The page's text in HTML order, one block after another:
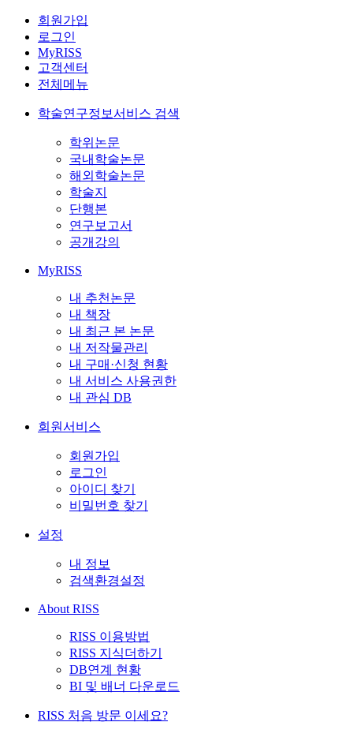
회원가입
로그인
MyRISS
고객센터
전체메뉴
학술연구정보서비스 검색
학위논문
국내학술논문
해외학술논문
학술지
단행본
연구보고서
공개강의
MyRISS
내 추천논문
내 책장
내 최근 본 논문
내 저작물관리
내 구매·신청 현황
내 서비스 사용권한
내 관심 DB
회원서비스
회원가입
로그인
아이디 찾기
비밀번호 찾기
설정
내 정보
검색환경설정
About RISS
RISS 이용방법
RISS 지식더하기
DB연계 현황
BI 및 배너 다운로드
RISS 처음 방문 이세요?